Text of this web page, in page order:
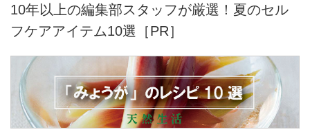
10年以上の編集部スタッフが厳選！夏のセル
フケアアイテム10選［PR］